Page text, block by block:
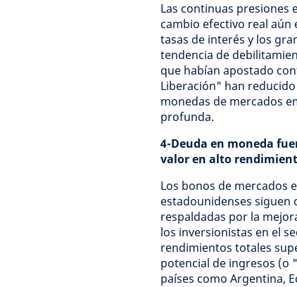
Las continuas presiones
cambio efectivo real aún
tasas de interés y los
tendencia de
que habían apostado
Liberación" han
monedas de mercados
profunda.
4-Deuda en moneda
valor en alto
Los bonos de mercados
estadounidenses
respaldadas por la
los inversionistas en el
rendimientos totales
potencial de ingresos (o
países como Argentina,